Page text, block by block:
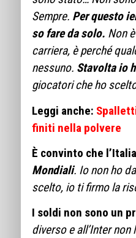
Sempre. Per questo
so fare da solo. Non
carriera, è perché
nessuno. Stavolta io
giocatori che ho
Leggi anche:
finiti nella polvere
È convinto che
Mondiali. Io non ho
scelto, io ti firmo la
I soldi non sono un
diverso e all’Inter